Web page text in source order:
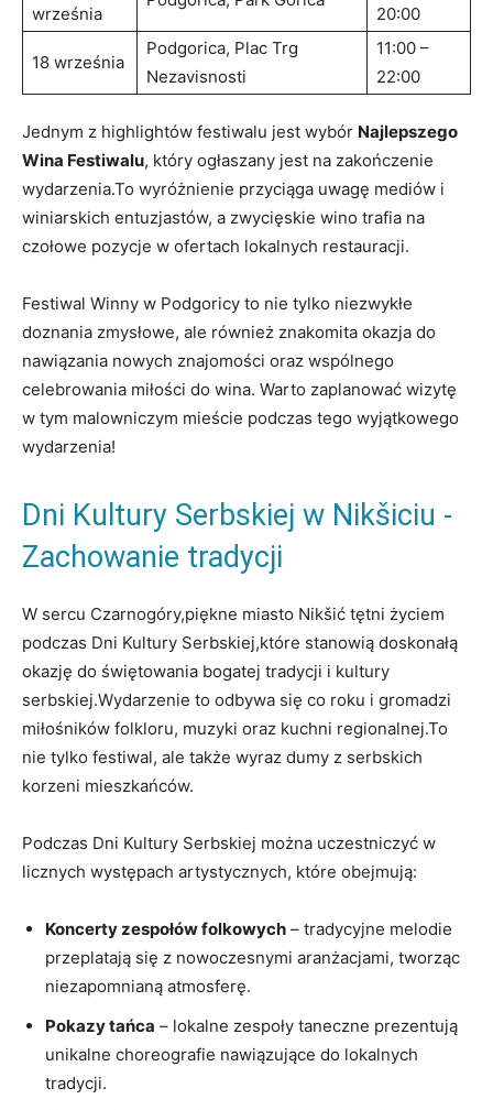
września 20:00
18 września
Podgorica, Plac⁢ Trg
Nezavisnosti
11:00 –
22:00
Jednym z highlightów ​festiwalu jest⁢ wybór⁤ Najlepszego
‌Wina ‌Festiwalu,​ który ogłaszany jest na zakończenie
wydarzenia.To wyróżnienie przyciąga uwagę ⁢mediów i ​
winiarskich entuzjastów, a zwycięskie wino ⁤trafia ‌na
czołowe pozycje w ofertach‍ lokalnych ⁤restauracji.
Festiwal Winny w Podgoricy to nie⁣ tylko niezwykłe
doznania zmysłowe, ale ⁢również znakomita⁢ okazja ​do⁤
nawiązania​ nowych znajomości oraz​ wspólnego
celebrowania miłości do wina. Warto zaplanować wizytę
w tym‌ malowniczym mieście podczas tego⁢ wyjątkowego
⁣wydarzenia!
Dni Kultury Serbskiej w Nikšiciu -‍
Zachowanie ⁤tradycji
W sercu Czarnogóry,piękne miasto Nikšić tętni życiem
podczas Dni Kultury Serbskiej,które stanowią doskonałą
okazję ⁤do świętowania ⁤bogatej‍ tradycji i kultury​
serbskiej.Wydarzenie to odbywa się co roku i gromadzi
miłośników folkloru, muzyki‌ oraz kuchni regionalnej.To
nie‍ tylko festiwal, ale także ⁢wyraz dumy z ⁤serbskich
korzeni mieszkańców.
Podczas Dni ⁢Kultury ​Serbskiej można uczestniczyć w
licznych występach artystycznych, które ‌obejmują:
Koncerty zespołów ⁤folkowych – tradycyjne melodie
przeplatają ⁣się z nowoczesnymi​ aranżacjami, tworząc⁢
niezapomnianą atmosferę.
Pokazy ⁣tańca –​ lokalne zespoły taneczne prezentują⁤
unikalne choreografie⁣ nawiązujące do lokalnych
‌tradycji.